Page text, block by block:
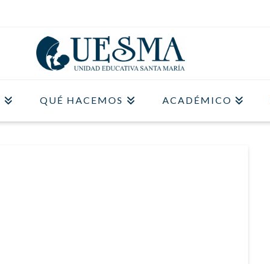
QUÉ HACEMOS ACADÉMICO